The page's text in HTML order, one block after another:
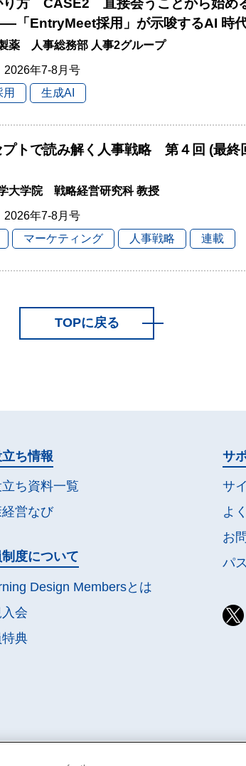
り方 CASE2 直接会うことから始め
「EntryMeet採用」が示唆するAI 時
薬 人事総務部 人事2グループ
2026年7-8月号
用 生成AI
トで読み解く人事戦略 第４回 (最
大学院 戦略経営研究科 教授
2026年7-8月号
マーケティング 人事戦略 連載
TOPに戻る
ち情報
ち資料一覧
営なび
度について
Design Membersとは
会
典
サ
サ
よ
お
パ